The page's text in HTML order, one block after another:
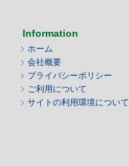
Information
ホーム
会社概要
プライバシーポリシー
ご利用について
サイトの利用環境について